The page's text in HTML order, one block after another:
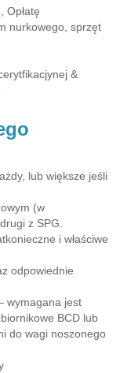
Opłatę
nurkowego, sprzęt
&
lub większe jeśli
(w
z SPG.
i właściwe
odpowiednie
wymagana jest
BCD lub
do wagi noszonego